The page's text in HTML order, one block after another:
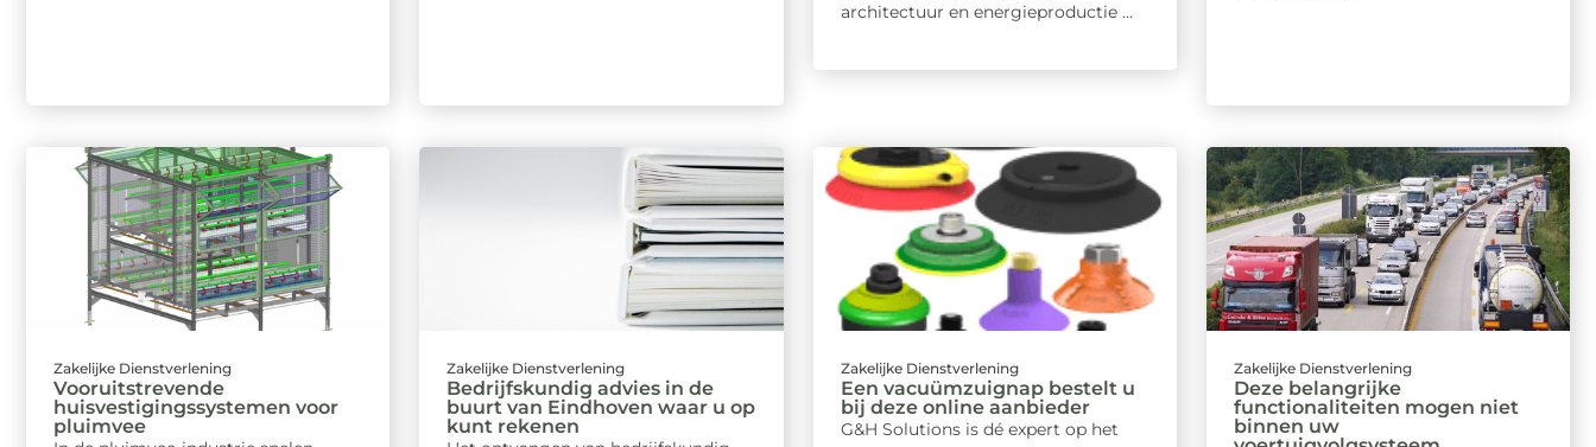
architectuur en energieproductie ...
Zakelijke Dienstverlening
Vooruitstrevende
huisvestigingssystemen voor
pluimvee
Zakelijke Dienstverlening
Bedrijfskundig advies in de
buurt van Eindhoven waar u op
kunt rekenen
Zakelijke Dienstverlening
Een vacuümzuignap bestelt u
bij deze online aanbieder
G&H Solutions is dé expert op het
Zakelijke Dienstverlening
Deze belangrijke
functionaliteiten mogen niet
binnen uw